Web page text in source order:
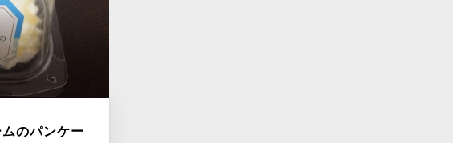
のパンケー